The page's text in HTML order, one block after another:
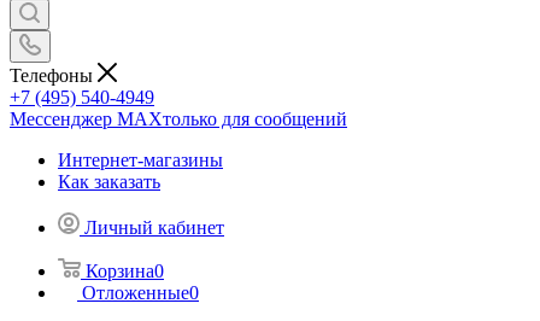
Телефоны
+7 (495) 540-4949
Мессенджер МАХтолько для сообщений
Интернет-магазины
Как заказать
Личный кабинет
Корзина0
Отложенные0